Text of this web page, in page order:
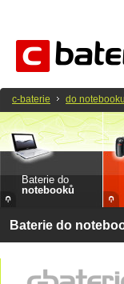
Baterie do
notebooků
Baterie do
c-baterie do notebooku